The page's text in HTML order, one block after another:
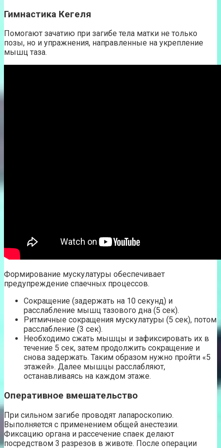
Гимнастика Кегеля
Помогают зачатию при загибе тела матки не только
позы, но и упражнения, направленные на укрепление
мышц таза.
Формирование мускулатуры обеспечивает
предупреждение спаечных процессов.
Сокращение (задержать на 10 секунд) и
расслабление мышц тазового дна (5 сек).
Ритмичные сокращения мускулатуры (5 сек), потом
расслабление (3 сек).
Необходимо сжать мышцы и зафиксировать их в
течение 5 сек, затем продолжить сокращение и
снова задержать. Таким образом нужно пройти «5
этажей». Далее мышцы расслабляют,
останавливаясь на каждом этаже.
Оперативное вмешательство
При сильном загибе проводят лапароскопию.
Выполняется с применением общей анестезии.
Фиксацию органа и рассечение спаек делают
посредством 3 разрезов в животе. После операции